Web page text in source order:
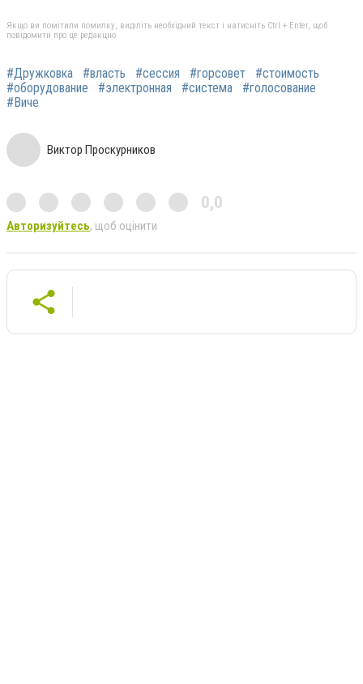
Якщо ви помітили помилку, виділіть необхідний текст і натисніть Ctrl + Enter, щоб
повідомити про це редакцію
#Дружковка #власть #сессия #горсовет
#стоимость
#оборудование
#электронная #система
#голосование
#Виче
Виктор Проскурников
0,0
Авторизуйтесь, щоб оцінити